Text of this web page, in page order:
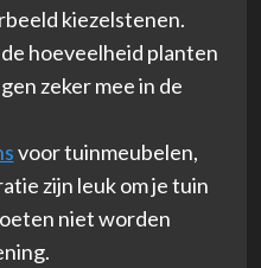
kiezelstenen.
hoeveelheid planten
zeker mee in de
voor tuinmeubelen,
zijn leuk om je tuin
niet worden